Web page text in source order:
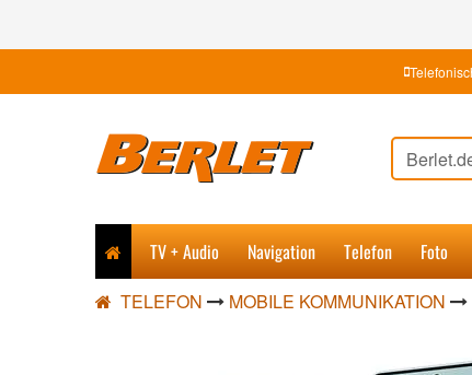
TV + Audio Navigation Telefon Foto
TELEFON MOBILE KOMMUNIKATION